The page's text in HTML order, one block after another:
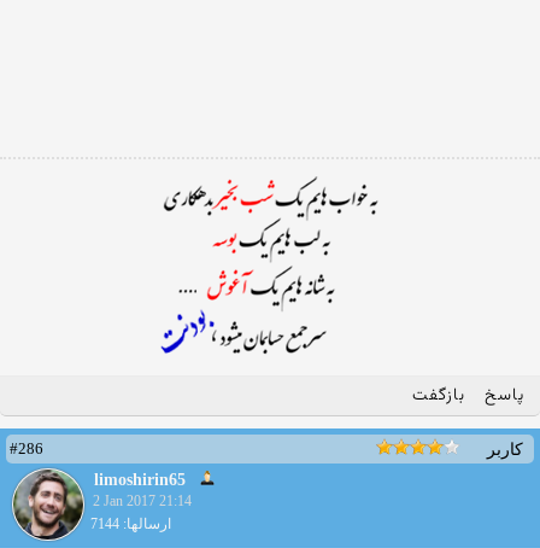
پاسخ بازگفت
کاربر
#286
limoshirin65
2 Jan 2017 21:14
ارسالها: 7144